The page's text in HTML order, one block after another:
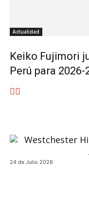
Actualidad
Keiko Fujimori
Perú para 2026-
24 de Julio 2026